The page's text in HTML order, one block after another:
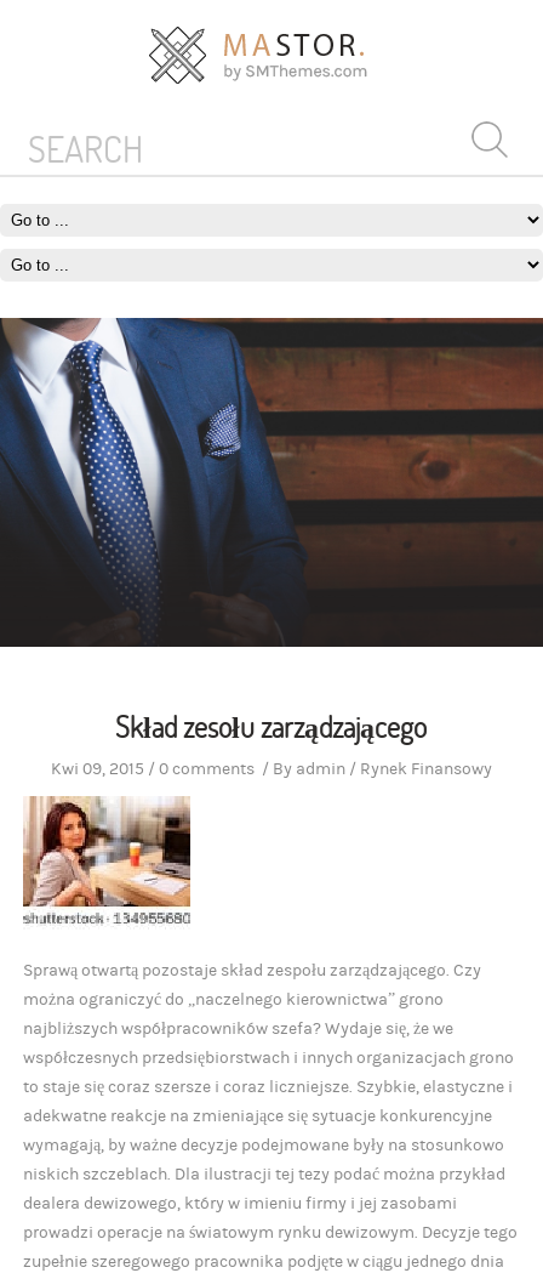
Skład zesołu zarządzającego
Kwi 09, 2015 /0 comments/ By admin/ Rynek Finansowy
Sprawą otwartą pozostaje skład zespołu zarządzającego. Czy
można ograniczyć do „naczelnego kierownictwa” grono
najbliższych współpracowników szefa? Wydaje się, że we
współczesnych przedsiębiorstwach i innych organizacjach grono
to staje się coraz szersze i coraz liczniejsze. Szybkie, elastyczne i
adekwatne reakcje na zmieniające się sytuacje konkurencyjne
wymagają, by ważne decyzje podejmowane były na stosunkowo
niskich szczeblach. Dla ilustracji tej tezy podać można przykład
dealera dewizowego, który w imieniu firmy i jej zasobami
prowadzi operacje na światowym rynku dewizowym. Decyzje tego
zupełnie szeregowego pracownika podjęte w ciągu jednego dnia